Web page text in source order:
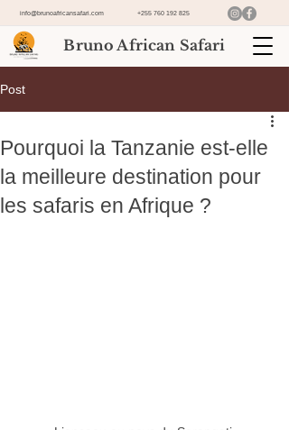
info@brunoafricansafari.com +255 760 192 825
Bruno African Safari
Post
Pourquoi la Tanzanie est-elle
la meilleure destination pour
les safaris en Afrique ?